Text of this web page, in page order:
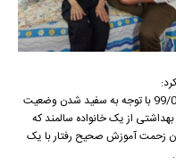
به مناسبت روز جهانی آلزایمر در روز یکشنبه 99/06/30 با توجه به سفید شدن وضعیت
از یک خانواده سالمند که
زحمت آموزش صحیح رفتار با یک